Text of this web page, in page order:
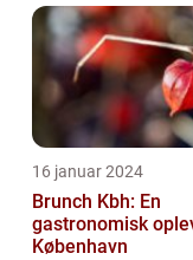
16 januar 2024
Brunch Kbh: En
gastronomisk
København